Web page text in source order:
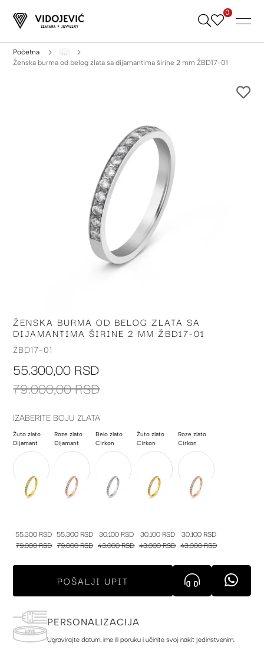
Skip
0
Početna
...
Ženska burma od belog zlata sa dijamantima širine 2 mm ŽBD17-01
Skip
to
the
of
images
ŽENSKA BURMA OD BELOG ZLATA SA
DIJAMANTIMA ŠIRINE 2 MM ŽBD17-01
ŽBD17-01
55.300,00 RSD
79.000,00 RSD
IZABERITE BOJU ZLATA
Žuto zlato
Dijamant
55.300 RSD
79.000 RSD
Roze zlato
Dijamant
55.300 RSD
79.000 RSD
Belo zlato
Cirkon
30.100 RSD
43.000 RSD
Žuto zlato
Cirkon
30.100 RSD
43.000 RSD
Roze zlato
Cirkon
30.100 RSD
43.000 RSD
POŠALJI UPIT
PERSONALIZACIJA
Ugravirajte datum, ime ili poruku i učinite svoj nakit jedinstvenim.